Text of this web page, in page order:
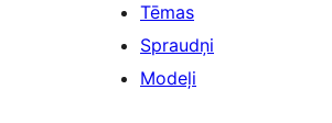
Tēmas
Spraudņi
Modeļi